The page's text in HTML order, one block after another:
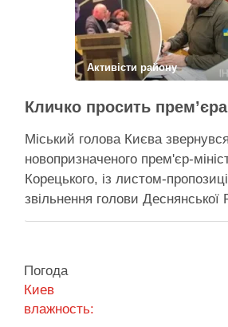
Поділитися у соцмережах:
Активісти району
Міський голова Києва
новопризначеного прем'єр-
Корецького, із листом-
звільнення голови
Бахматова Кличко написав
образив його заступницю Анну
Міський голова Києва звернувся
новопризначеного прем’єр-
Погода
Киев
влажность: